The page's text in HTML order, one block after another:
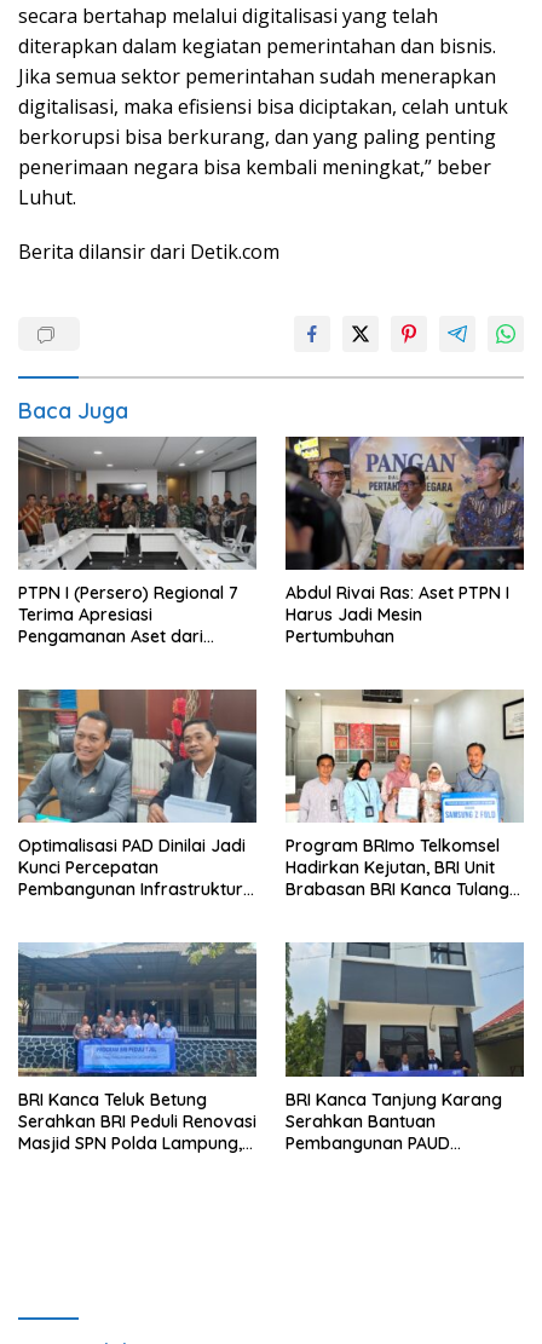
secara bertahap melalui digitalisasi yang telah
diterapkan dalam kegiatan pemerintahan dan bisnis.
Jika semua sektor pemerintahan sudah menerapkan
digitalisasi, maka efisiensi bisa diciptakan, celah untuk
berkorupsi bisa berkurang, dan yang paling penting
penerimaan negara bisa kembali meningkat,” beber
Luhut.
Berita dilansir dari Detik.com
Baca Juga
PTPN I (Persero) Regional 7
Terima Apresiasi
Pengamanan Aset dari
Abdul Rivai Ras: Aset PTPN I
Harus Jadi Mesin
Pertumbuhan
Optimalisasi PAD Dinilai Jadi
Kunci Percepatan
Pembangunan Infrastruktur
Program BRImo Telkomsel
Hadirkan Kejutan, BRI Unit
Brabasan BRI Kanca Tulang
Mesuji
BRI Kanca Teluk Betung
Serahkan BRI Peduli Renovasi
Masjid SPN Polda Lampung,
BRI Kanca Tanjung Karang
Serahkan Bantuan
Pembangunan PAUD